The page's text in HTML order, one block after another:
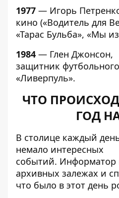
1977 — Игорь
кино («Водитель для
«Тарас Бульба», «Мы
1984 — Глен Джонсон,
защитник
«Ливерпуль».
ЧТО
ГОД
В столице каждый
немало интересных
событий. Информатор
архивных залежах и
что было в этот день